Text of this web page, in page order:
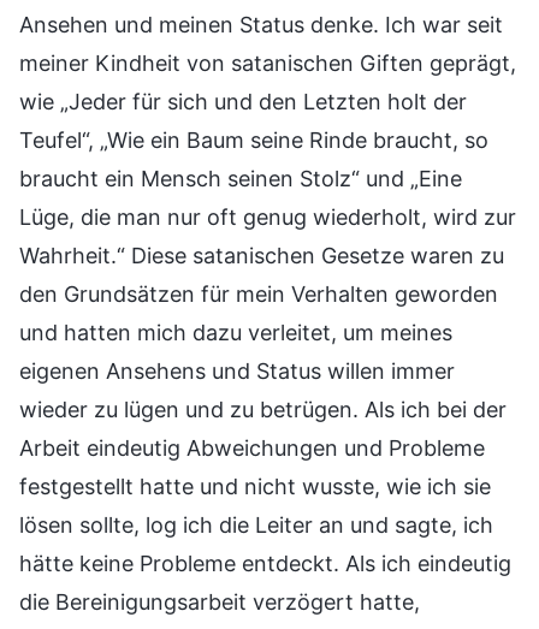
Ansehen und meinen Status denke. Ich war seit
meiner Kindheit von satanischen Giften geprägt,
wie „Jeder für sich und den Letzten holt der
Teufel“, „Wie ein Baum seine Rinde braucht, so
braucht ein Mensch seinen Stolz“ und „Eine
Lüge, die man nur oft genug wiederholt, wird zur
Wahrheit.“ Diese satanischen Gesetze waren zu
den Grundsätzen für mein Verhalten geworden
und hatten mich dazu verleitet, um meines
eigenen Ansehens und Status willen immer
wieder zu lügen und zu betrügen. Als ich bei der
Arbeit eindeutig Abweichungen und Probleme
festgestellt hatte und nicht wusste, wie ich sie
lösen sollte, log ich die Leiter an und sagte, ich
hätte keine Probleme entdeckt. Als ich eindeutig
die Bereinigungsarbeit verzögert hatte,